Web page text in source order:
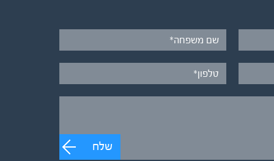
שלח